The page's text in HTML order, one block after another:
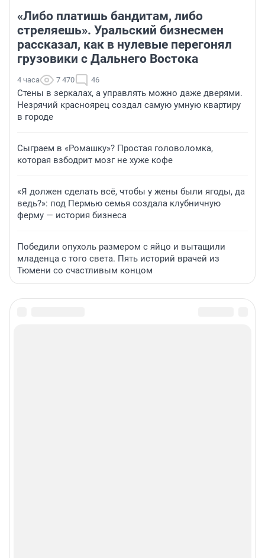
«Либо платишь бандитам, либо
стреляешь». Уральский бизнесмен
рассказал, как в нулевые перегонял
грузовики с Дальнего Востока
4 часа 7 470 46
Стены в зеркалах, а управлять можно даже дверями.
Незрячий красноярец создал самую умную квартиру
в городе
Сыграем в «Ромашку»? Простая головоломка,
которая взбодрит мозг не хуже кофе
«Я должен сделать всё, чтобы у жены были ягоды, да
ведь?»: под Пермью семья создала клубничную
ферму — история бизнеса
Победили опухоль размером с яйцо и вытащили
младенца с того света. Пять историй врачей из
Тюмени со счастливым концом